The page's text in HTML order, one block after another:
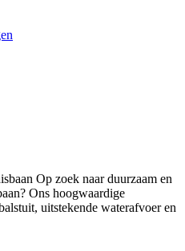
Op zoek naar duurzaam en
Ons hoogwaardige
uitstekende waterafvoer en